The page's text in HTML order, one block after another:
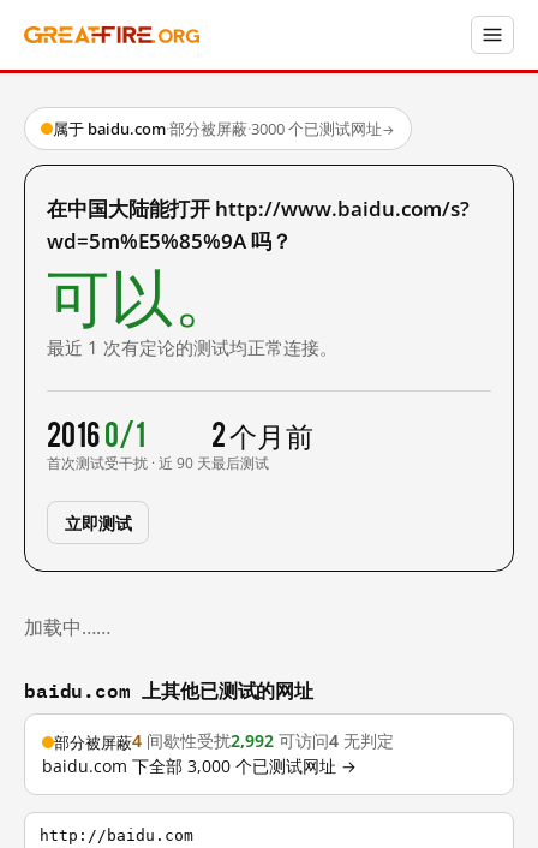
属于 baidu.com·部分被屏蔽·3000 个已测试网址→
在中国大陆能打开 http://www.baidu.com/s?
wd=5m%E5%85%9A 吗？
可以。
最近 1 次有定论的测试均正常连接。
2016
首次测试
0/1
受干扰 · 近 90 天
2 个月前
最后测试
立即测试
加载中……
baidu.com 上其他已测试的网址
部分被屏蔽4 间歇性受扰2,992 可访问4 无判定
baidu.com 下全部 3,000 个已测试网址 →
http://baidu.com